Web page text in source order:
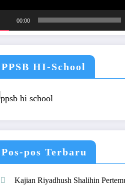
00:00
PPSB HI-School
Pos-pos Terbaru
Kajian Riyadhush Shalihin